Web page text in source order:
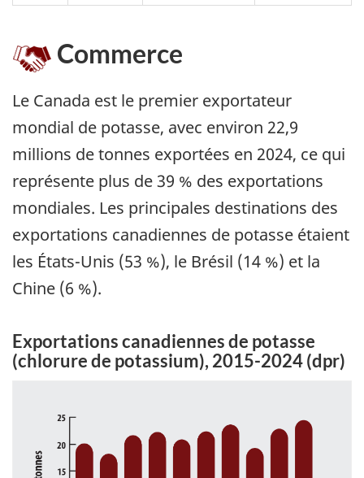
Commerce
Le Canada est le premier exportateur
mondial de potasse, avec environ 22,9
millions de tonnes exportées en 2024, ce qui
représente plus de 39 % des exportations
mondiales. Les principales destinations des
exportations canadiennes de potasse étaient
les États-Unis (53 %), le Brésil (14 %) et la
Chine (6 %).
Exportations canadiennes de potasse
(chlorure de potassium), 2015-2024 (dpr)